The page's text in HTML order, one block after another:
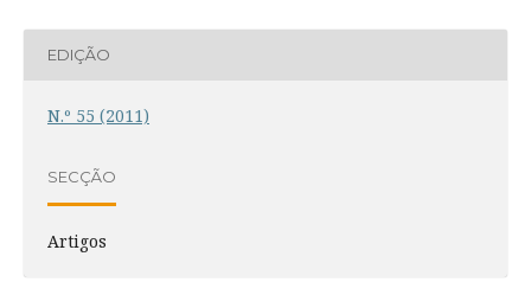
EDIÇÃO
N.º 55 (2011)
SECÇÃO
Artigos